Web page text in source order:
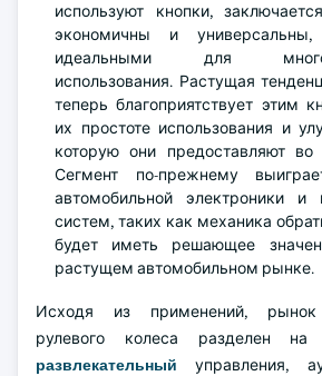
используют кнопки,
экономичны и
идеальными для
использования. Растущая
теперь благоприятствует этим
их простоте использования и
которую они предоставляют
Сегмент по-прежнему
автомобильной электроники и
систем, таких как механика
будет иметь решающее
растущем автомобильном рынке.
Исходя из применений, рынок
рулевого колеса разделен на
развлекательный управления,